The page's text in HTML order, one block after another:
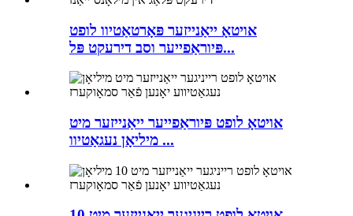
אויטאָ ייאַנייזער פּאָרטאַטיוו לופט
פּיוראַפייער וסב דירעקט פּל...
אויטאָ לופט פּיוראַפייער ייאַנייזער מיט
מיליאָן נעגאַטיוו ...